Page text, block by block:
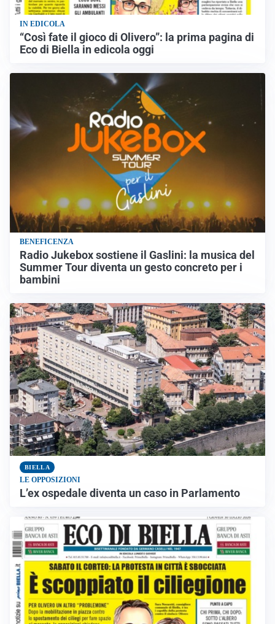
IN EDICOLA
“Così fate il gioco di Olivero”: la prima pagina di
Eco di Biella in edicola oggi
BENEFICENZA
Radio Jukebox sostiene il Gaslini: la musica del
Summer Tour diventa un gesto concreto per i
bambini
BIELLA
LE OPPOSIZIONI
L’ex ospedale diventa un caso in Parlamento